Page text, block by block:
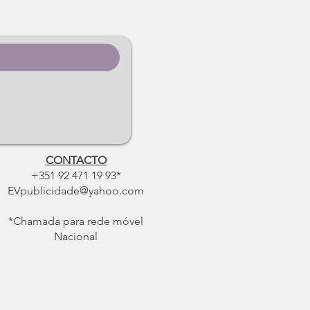
CONTACTO
+351 92 471 19 93*
EVpublicidade@yahoo.com
*Chamada para rede móvel
Nacional